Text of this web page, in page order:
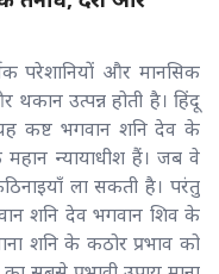
परेशानियों और मानसिक
थकान उत्पन्न होती है। हिंदू
कष्ट भगवान शनि देव के
न्यायाधीश हैं। जब वे
ला सकती है। परंतु
शनि देव भगवान शिव के
शनि के कठोर प्रभाव को